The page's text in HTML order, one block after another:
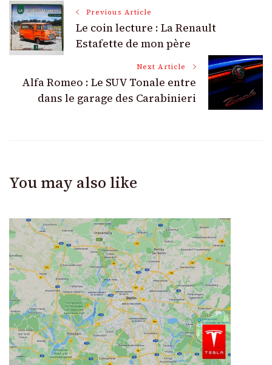
Post
Navigation
Previous Article
Le coin lecture : La Renault
Estafette de mon père
Next Article
Alfa Romeo : Le SUV Tonale entre
dans le garage des Carabinieri
You may also like